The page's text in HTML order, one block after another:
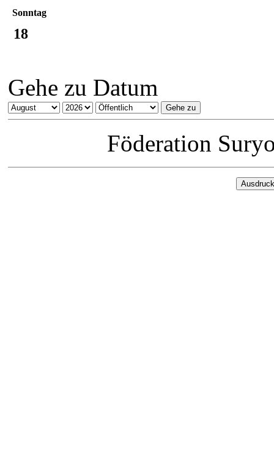
Sonntag
18
Gehe zu Datum
Föderation